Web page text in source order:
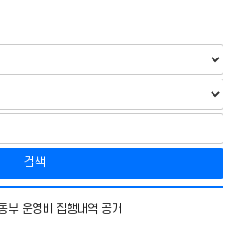
검색
운영비 집행내역 공개